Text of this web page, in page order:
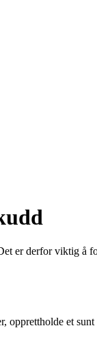
er derfor viktig å
opprettholde et